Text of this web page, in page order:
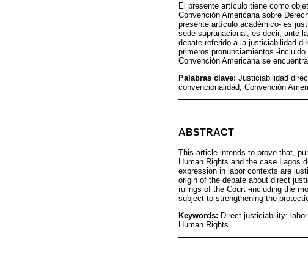
El presente artículo tiene como
Convención Americana sobre
presente artículo académico- es
sede supranacional, es decir, ante
debate referido a la justiciabilidad
primeros pronunciamientos -
Convención Americana se
Palabras clave: Justiciabilidad
convencionalidad; Convención
ABSTRACT
This article intends to prove that,
Human Rights and the case Lagos
expression in labor contexts are
origin of the debate about direct
rulings of the Court -including the
subject to strengthening the
Keywords: Direct justiciability;
Human Rights